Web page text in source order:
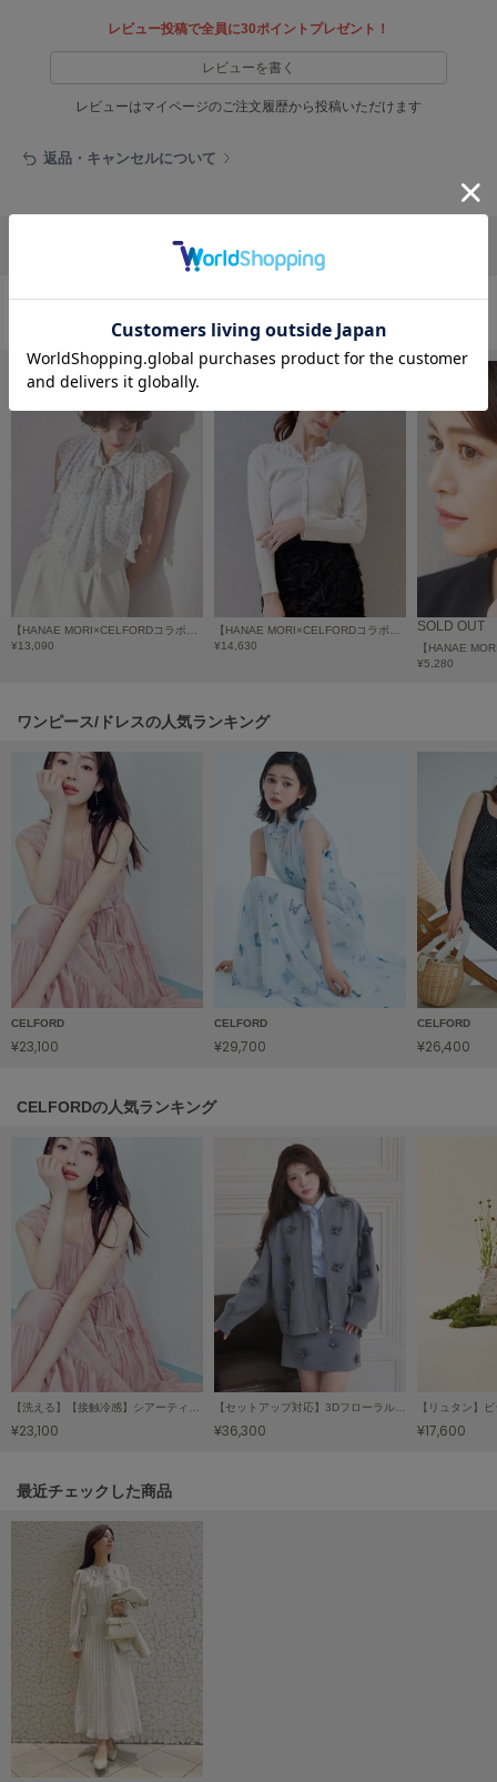
FURFUR
gelato pique
ジェラート ピケ
GELATO PIQUE CAT&DOG
グラミチ
へノン
HOKA ONEONE
ホカ オネオネ
LAATO
ラート
le
ル
le coq sportif
ルコックスポルティフ
LeSportsac
レスポートサック
LILY BROWN
リリーブラウン
リリーブラウンランジェリー
LITTLE UNION TOKYO
リトルユニオン トウキョウ
made of Organics
メイドオブオーガニクス
MICHU COQUETTE
ミチュ コケット
MIESROHE
ミースロエ
miies miim
ミラオーウェン
モワージュ
NEW Balance
ニューバランス
レビュー投稿で全員に30ポイントプレゼント！
レビューを書く
レビューはマイページのご注文履歴から投稿いただけます
返品・キャンセルについて
リポストする
¥13,090
¥14,630
SOLD OUT
¥5,280
ワンピース/ドレスの人気ランキング
CELFORD
¥23,100
CELFORD
¥29,700
CELFORD
¥26,400
CELFORDの人気ランキング
【洗える】【接触冷感】シアーティアードワンピース
¥23,100
【セットアップ対応】3Dフローラルモチーフブルゾン
¥36,300 ¥17,600
関連記事
最近チェックした商品